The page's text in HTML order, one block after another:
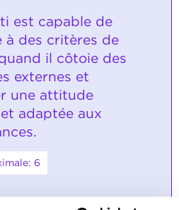
est capable de
à des critères de
il côtoie des
externes et
une attitude
adaptée aux
6